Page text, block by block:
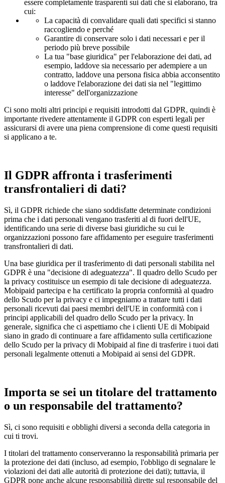
essere completamente trasparenti sui dati che si elaborano, tra
cui:
La capacità di convalidare quali dati specifici si stanno
raccogliendo e perché
Garantire di conservare solo i dati necessari e per il
periodo più breve possibile
La tua "base giuridica" per l'elaborazione dei dati, ad
esempio, laddove sia necessario per adempiere a un
contratto, laddove una persona fisica abbia acconsentito
o laddove l'elaborazione dei dati sia nel "legittimo
interesse" dell'organizzazione
Ci sono molti altri principi e requisiti introdotti dal GDPR, quindi è
importante rivedere attentamente il GDPR con esperti legali per
assicurarsi di avere una piena comprensione di come questi requisiti
si applicano a te.
Il GDPR affronta i trasferimenti
transfrontalieri di dati?
Sì, il GDPR richiede che siano soddisfatte determinate condizioni
prima che i dati personali vengano trasferiti al di fuori dell'UE,
identificando una serie di diverse basi giuridiche su cui le
organizzazioni possono fare affidamento per eseguire trasferimenti
transfrontalieri di dati.
Una base giuridica per il trasferimento di dati personali stabilita nel
GDPR è una "decisione di adeguatezza". Il quadro dello Scudo per
la privacy costituisce un esempio di tale decisione di adeguatezza.
Mobipaid partecipa e ha certificato la propria conformità al quadro
dello Scudo per la privacy e ci impegniamo a trattare tutti i dati
personali ricevuti dai paesi membri dell'UE in conformità con i
principi applicabili del quadro dello Scudo per la privacy. In
generale, significa che ci aspettiamo che i clienti UE di Mobipaid
siano in grado di continuare a fare affidamento sulla certificazione
dello Scudo per la privacy di Mobipaid al fine di trasferire i tuoi dati
personali legalmente ottenuti a Mobipaid ai sensi del GDPR.
Importa se sei un titolare del trattamento
o un responsabile del trattamento?
Sì, ci sono requisiti e obblighi diversi a seconda della categoria in
cui ti trovi.
I titolari del trattamento conserveranno la responsabilità primaria per
la protezione dei dati (incluso, ad esempio, l'obbligo di segnalare le
violazioni dei dati alle autorità di protezione dei dati); tuttavia, il
GDPR pone anche alcune responsabilità dirette sul responsabile del